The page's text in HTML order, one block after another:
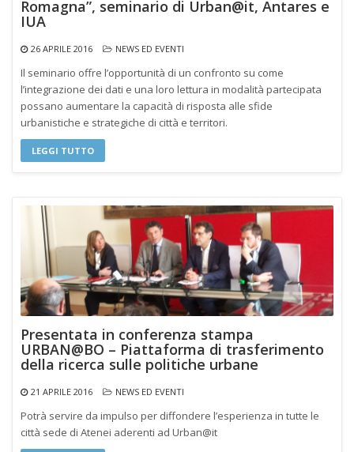
Romagna”, seminario di Urban@it, Antares e
IUA
26 APRILE 2016 NEWS ED EVENTI
Il seminario offre l’opportunità di un confronto su come
l’integrazione dei dati e una loro lettura in modalità partecipata
possano aumentare la capacità di risposta alle sfide
urbanistiche e strategiche di città e territori.
LEGGI TUTTO
Presentata in conferenza stampa
URBAN@BO – Piattaforma di trasferimento
della ricerca sulle politiche urbane
21 APRILE 2016 NEWS ED EVENTI
Potrà servire da impulso per diffondere l’esperienza in tutte le
città sede di Atenei aderenti ad Urban@it